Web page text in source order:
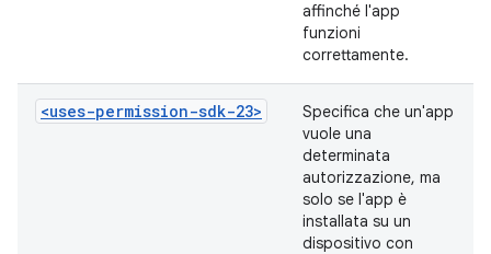
affinché l'app
funzioni
correttamente.
<uses-permission-sdk-23>
Specifica che un'app
vuole una
determinata
autorizzazione, ma
solo se l'app è
installata su un
dispositivo con